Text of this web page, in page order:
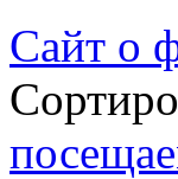
Сайт о